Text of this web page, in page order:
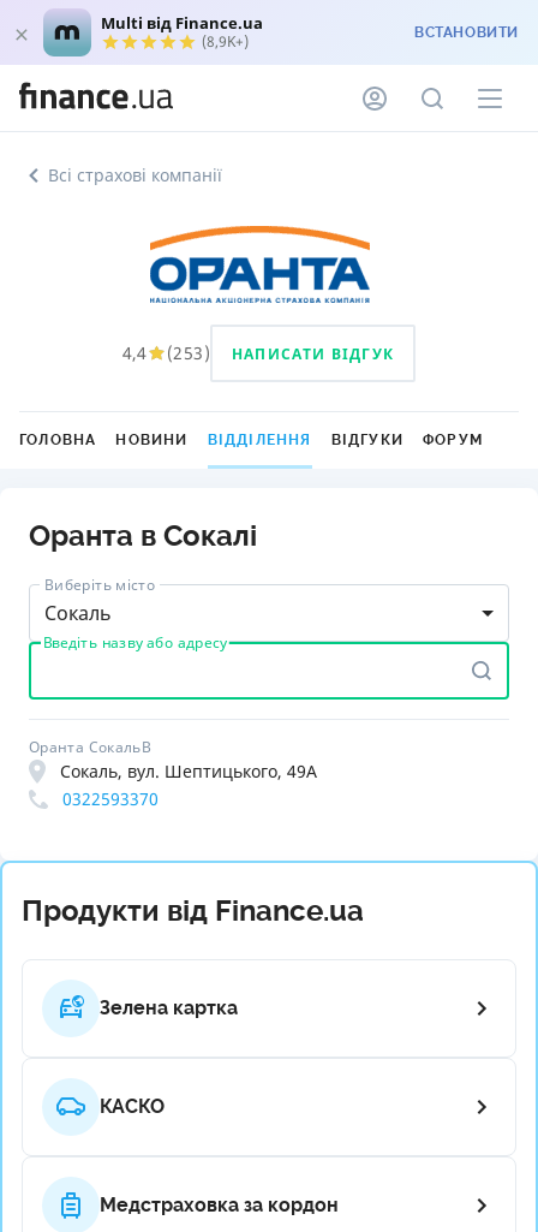
Multi від Finance.ua
(8,9K+) ВСТАНОВИТИ
Всі страхові компанії
4,4 (253) НАПИСАТИ ВІДГУК
ГОЛОВНА НОВИНИ ВІДДІЛЕННЯ ВІДГУКИ ФОРУМ
Оранта в Сокалі
Виберіть місто
Сокаль
Введіть назву або адресу
Оранта СокальВ
Сокаль, вул. Шептицького, 49А
0322593370
Продукти від Finance.ua
Зелена картка
КАСКО
Медстраховка за кордон